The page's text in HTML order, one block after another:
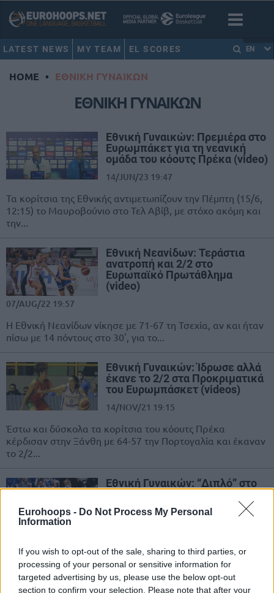
Eurohoops - Do Not Process My Personal
Information
If you wish to opt-out of the sale, sharing to third parties, or
processing of your personal or sensitive information for
targeted advertising by us, please use the below opt-out
section to confirm your selection. Please note that after your
LATEST NEWS MY TEAM EL SCORES EN
HOME • ΕΘΝΙΚΗ ΓΥΝΑΙΚΩΝ
ΕΘΝΙΚΗ ΓΥΝΑΙΚΩΝ
Εθνική Γυναικών: Πρεμιέρα στο
Ευρωμπάκετ για τη νεανική
ομάδα του κόουτς Πρέκα (video)
14/JUN/23 19:47
Τα κορίτσια της Εθνικής αντιμετωπίζουν την Πέμπτη (15/6,
12:15) το Μαυροβούνιο στο Τελ Αβίβ, με στόχο ακόμη και
την...
Εθνική Νεανίδων: Τεράστια
ανατροπή και 2/2 στο
Ευρωπαϊκό Πρωτάθλημα
(video)
07/AUG/22 19:57
Η Εθνική Νεανίδων νίκησε με 71-67 τη Τσεχία, αν και ήταν
πίσω με 14 πόντους στο 30', για το...
Εθνική Γυναικών: Ίδρωσε αλλά
έκανε το 2/2 στα Προκριματικά
του Ευρωμπάσκετ (videos)
14/NOV/21 19:15
Έστω και δύσκολα τα κορίτσια του κόουτς Πρέκα
κέρδισαν στην Ξάνθη με 64-57 την Πορτογαλία και έκαναν
το 2/2...
Εθνική Γυναικών: “Διπλό” στο
δεξί στα προκριματικά του
Ευρωμπάσκετ 2023
Η Εθνική Γυναικών πήρε τη νίκη στο Μάντσεστερ με 73-66
επί της Μεγάλης Βρετανίας και ξεκίνησε ιδανικά την
παρουσία...